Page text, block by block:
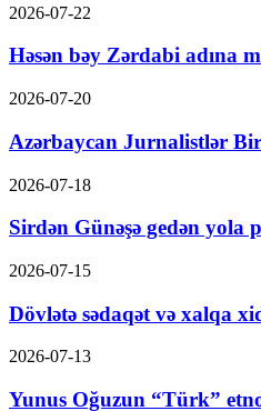
2026-07-22
Həsən bəy Zərdabi adına
2026-07-20
Azərbaycan Jurnalistlər
2026-07-18
Sirdən Günəşə gedən yola
2026-07-15
Dövlətə sədaqət və xalqa
2026-07-13
Yunus Oğuzun “Türk”